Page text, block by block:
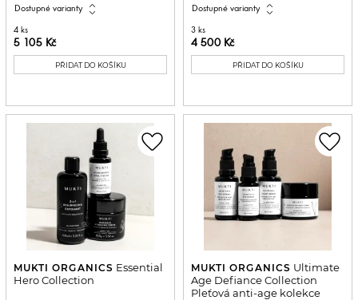
Dostupné varianty expand_all
4 ks
5 105 Kč
PŘIDAT DO KOŠÍKU
Dostupné varianty expand_all
3 ks
4 500 Kč
PŘIDAT DO KOŠÍKU
MUKTI ORGANICS Essential
Hero Collection
favorite_border
MUKTI ORGANICS Ultimate
Age Defiance Collection
Pleťová anti-age kolekce
favorite_border